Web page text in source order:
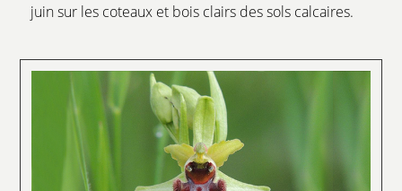
juin sur les coteaux et bois clairs des sols calcaires.